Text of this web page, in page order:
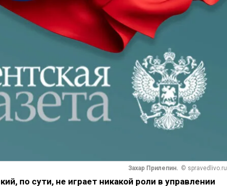
Захар Прилепин. © spravedlivo.ru
по сути, не играет никакой роли в управлении